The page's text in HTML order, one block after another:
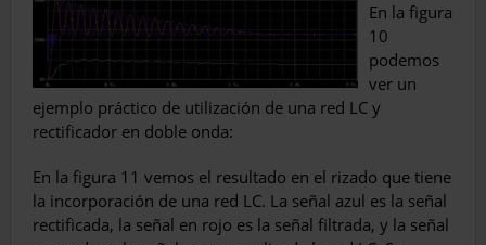
En la figura
10
podemos
ver un
ejemplo práctico de utilización de una red LC y
rectificador en doble onda:
En la figura 11 vemos el resultado en el rizado que tiene
la incorporación de una red LC. La señal azul es la señal
rectificada, la señal en rojo es la señal filtrada, y la señal